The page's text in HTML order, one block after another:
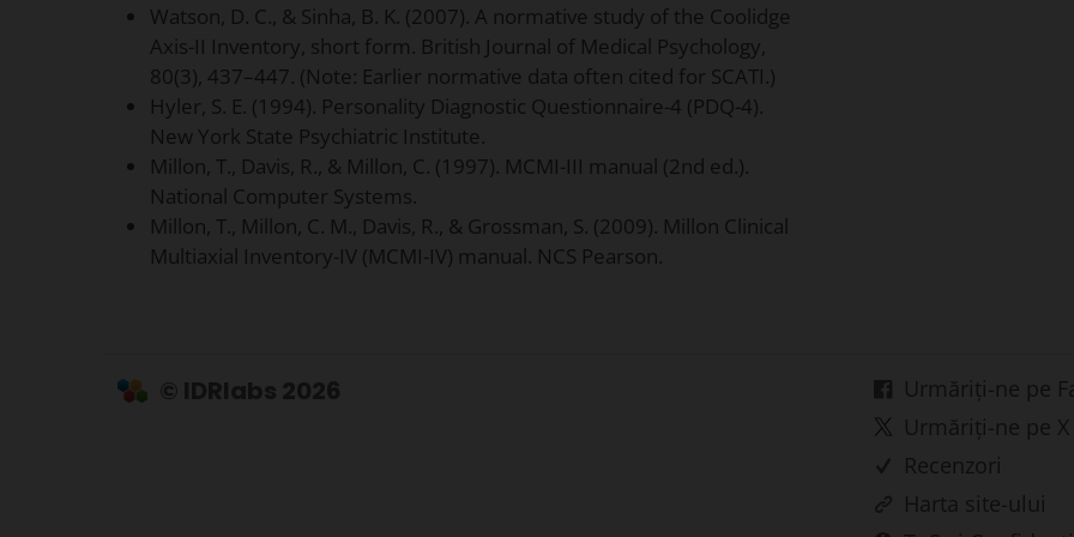
Watson, D. C., & Sinha, B. K. (2007). A normative study of the Coolidge
Axis-II Inventory, short form. British Journal of Medical Psychology,
80(3), 437–447. (Note: Earlier normative data often cited for SCATI.)
Hyler, S. E. (1994). Personality Diagnostic Questionnaire-4 (PDQ-4).
New York State Psychiatric Institute.
Millon, T., Davis, R., & Millon, C. (1997). MCMI-III manual (2nd ed.).
National Computer Systems.
Millon, T., Millon, C. M., Davis, R., & Grossman, S. (2009). Millon Clinical
Multiaxial Inventory-IV (MCMI-IV) manual. NCS Pearson.
Urmăriți-ne pe
Urmăriți-ne pe X
Recenzori
Harta site-ului